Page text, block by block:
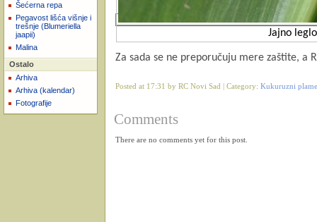
Šećerna repa
Pegavost lišća višnje i
trešnje (Blumeriella
jaapii)
Malina
Ostalo
Arhiva
Arhiva (kalendar)
Fotografije
Jajno
Za sada se ne preporučuju mere zaštite, a
Posted at 17:31 by RC Novi Sad | Category: Kukuruzni
Comments
There are no comments yet for this post.